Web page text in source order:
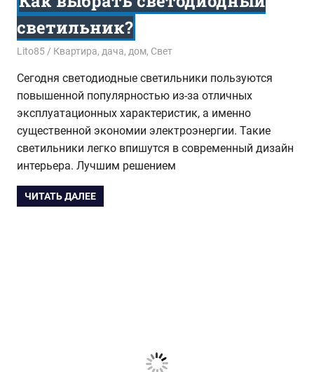
светильник?
20.06.2017
Lito85 Квартира, дача, дом, Свет
Сегодня светодиодные светильники пользуются
повышенной популярностью из-за отличных
эксплуатационных характеристик, а именно
существенной экономии электроэнергии. Такие
светильники легко впишутся в современный дизайн
интерьера. Лучшим решением
ЧИТАТЬ ДАЛЕЕ